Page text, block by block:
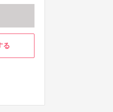
る